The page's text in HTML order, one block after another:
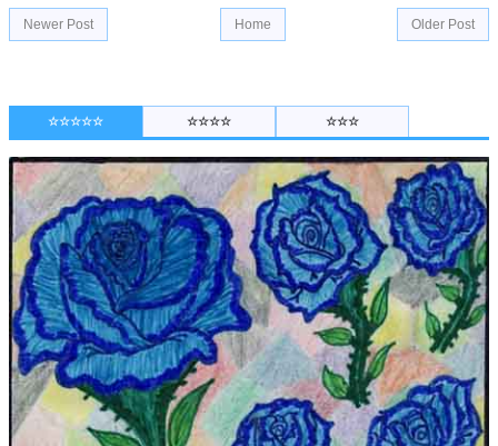
Newer Post Older Post
Home
☆☆☆☆☆ ☆☆☆☆ ☆☆☆